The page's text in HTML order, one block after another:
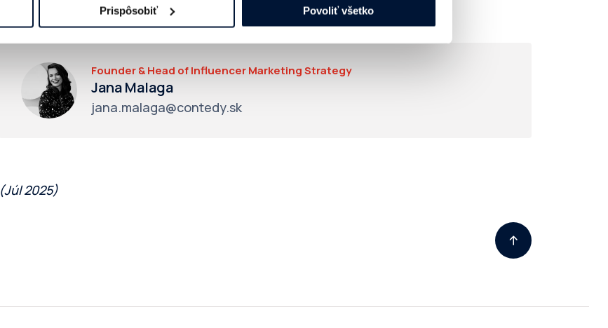
Prispôsobiť Povoliť všetko
dôveryhodnejším.
Founder & Head of Influencer Marketing Strategy
Jana Malaga
jana.malaga@contedy.sk
(Júl 2025)